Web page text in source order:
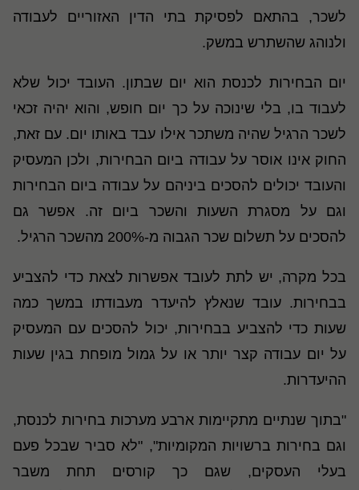
לשכר, בהתאם לפסיקת בתי הדין האזוריים לעבודה
ולנוהג שהשתרש במשק.
יום הבחירות לכנסת הוא יום שבתון. העובד יכול שלא
לעבוד בו, בלי שינוכה על כך יום חופש, והוא יהיה זכאי
לשכר הרגיל שהיה משתכר אילו עבד באותו יום. עם זאת,
החוק אינו אוסר על עבודה ביום הבחירות, ולכן המעסיק
והעובד יכולים להסכים ביניהם על עבודה ביום הבחירות
וגם על מסגרת השעות והשכר ביום זה. אפשר גם
להסכים על תשלום שכר הגבוה מ-200% מהשכר הרגיל.
בכל מקרה, יש לתת לעובד אפשרות לצאת כדי להצביע
בבחירות. עובד שנאלץ להיעדר מעבודתו במשך כמה
שעות כדי להצביע בבחירות, יכול להסכים עם המעסיק
על יום עבודה קצר יותר או על גמול מופחת בגין שעות
ההיעדרות.
"בתוך שנתיים מתקיימות ארבע מערכות בחירות לכנסת,
וגם בחירות ברשויות המקומיות", "לא סביר שבכל פעם
בעלי העסקים, שגם כך קורסים תחת משבר